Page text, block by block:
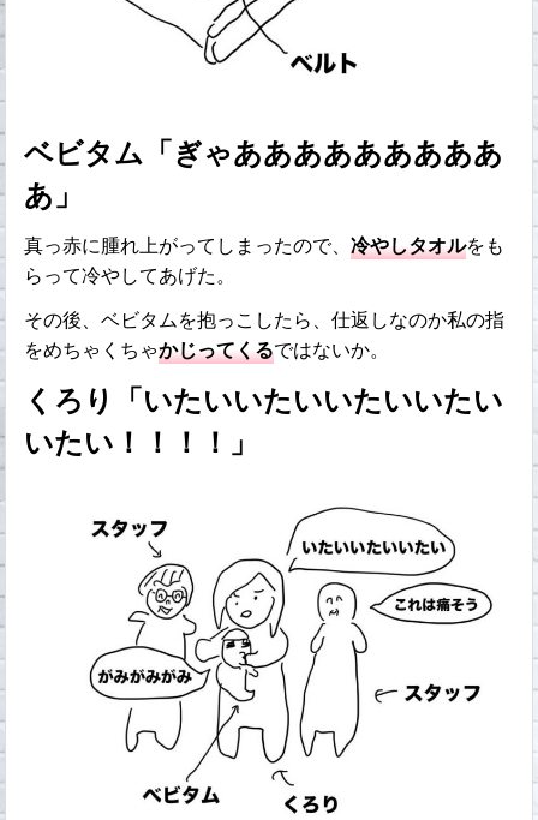
ベビタム「ぎゃあああああああああ
あ」
真っ赤に腫れ上がってしまったので、冷やしタオルをも
らって冷やしてあげた。
その後、ベビタムを抱っこしたら、仕返しなのか私の指
をめちゃくちゃかじってくるではないか。
くろり「いたいいたいいたいいたい
いたい！！！！」